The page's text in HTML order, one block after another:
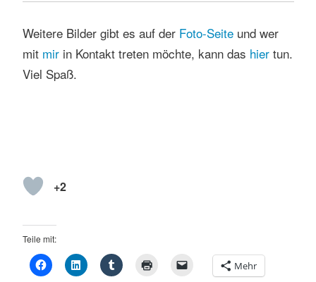
Weitere Bilder gibt es auf der Foto-Seiteund wer
mit mirin Kontakt treten möchte, kann das hiertun.
Viel Spaß.
+2
Teile mit:
Mehr